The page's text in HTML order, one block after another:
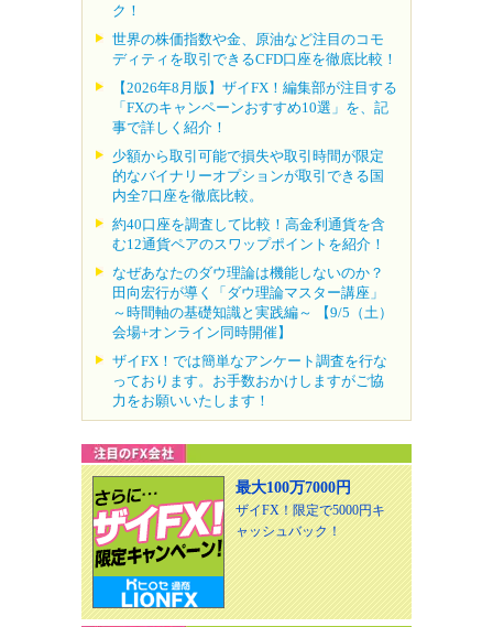
ク！
世界の株価指数や金、原油など注目のコモ
ディティを取引できるCFD口座を徹底比較！
【2026年8月版】ザイFX！編集部が注目する
「FXのキャンペーンおすすめ10選」を、記
事で詳しく紹介！
少額から取引可能で損失や取引時間が限定
的なバイナリーオプションが取引できる国
内全7口座を徹底比較。
約40口座を調査して比較！高金利通貨を含
む12通貨ペアのスワップポイントを紹介！
なぜあなたのダウ理論は機能しないのか？
田向宏行が導く「ダウ理論マスター講座」
～時間軸の基礎知識と実践編～ 【9/5（土）
会場+オンライン同時開催】
ザイFX！では簡単なアンケート調査を行な
っております。お手数おかけしますがご協
力をお願いいたします！
最大100万7000円
ザイFX！限定で5000円キ
ャッシュバック！